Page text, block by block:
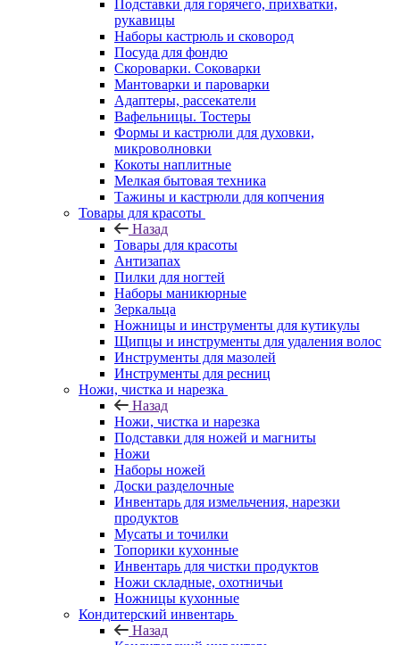
Подставки для горячего, прихватки,
рукавицы
Наборы кастрюль и сковород
Посуда для фондю
Скороварки. Соковарки
Мантоварки и пароварки
Адаптеры, рассекатели
Вафельницы. Тостеры
Формы и кастрюли для духовки,
микроволновки
Кокоты наплитные
Мелкая бытовая техника
Тажины и кастрюли для копчения
Товары для красоты
Назад
Товары для красоты
Антизапах
Пилки для ногтей
Наборы маникюрные
Зеркальца
Ножницы и инструменты для кутикулы
Щипцы и инструменты для удаления волос
Инструменты для мазолей
Инструменты для ресниц
Ножи, чистка и нарезка
Назад
Ножи, чистка и нарезка
Подставки для ножей и магниты
Ножи
Наборы ножей
Доски разделочные
Инвентарь для измельчения, нарезки
продуктов
Мусаты и точилки
Топорики кухонные
Инвентарь для чистки продуктов
Ножи складные, охотничьи
Ножницы кухонные
Кондитерский инвентарь
Назад